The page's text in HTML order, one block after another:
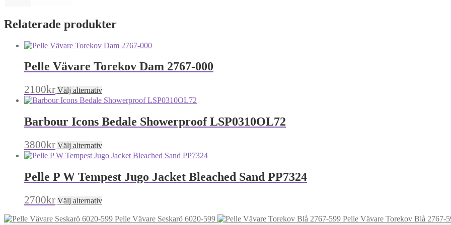
Relaterade produkter
Pelle Vävare Torekov Dam 2767-000
2100kr Välj alternativDen
här
produkten
flera
olika
alternativen
väljas
Barbour Icons Bedale Showerproof LSP0310OL72
3800kr Välj alternativDen
här
produkten
flera
olika
alternativen
Pelle P W Tempest Jugo Jacket Bleached Sand PP7324
2700kr Välj alternativDen
här
produkten
Pelle Vävare Seskarö 6020-599
Pelle Vävare Torekov Blå 2767-